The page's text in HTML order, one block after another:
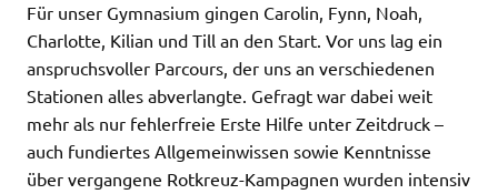
​Für unser Gymnasium gingen Carolin, Fynn, Noah,
Charlotte, Kilian und Till an den Start. Vor uns lag ein
anspruchsvoller Parcours, der uns an verschiedenen
Stationen alles abverlangte. Gefragt war dabei weit
mehr als nur fehlerfreie Erste Hilfe unter Zeitdruck –
auch fundiertes Allgemeinwissen sowie Kenntnisse
über vergangene Rotkreuz-Kampagnen wurden intensiv